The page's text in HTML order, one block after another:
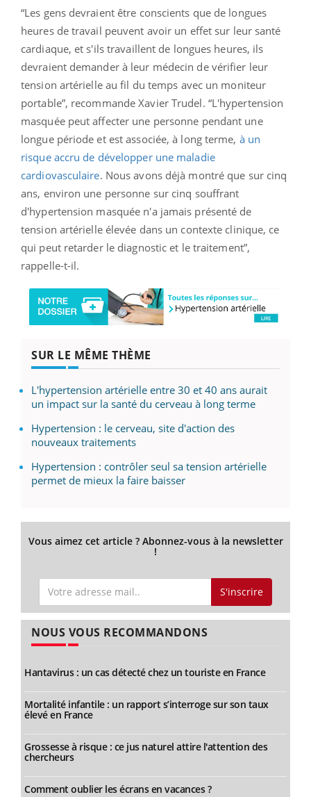
“Les gens devraient être conscients que de longues
heures de travail peuvent avoir un effet sur leur santé
cardiaque, et s'ils travaillent de longues heures, ils
devraient demander à leur médecin de vérifier leur
tension artérielle au fil du temps avec un moniteur
portable”, recommande Xavier Trudel. “L'hypertension
masquée peut affecter une personne pendant une
longue période et est associée, à long terme, à un
risque accru de développer une maladie
cardiovasculaire. Nous avons déjà montré que sur cinq
ans, environ une personne sur cinq souffrant
d'hypertension masquée n'a jamais présenté de
tension artérielle élevée dans un contexte clinique, ce
qui peut retarder le diagnostic et le traitement”,
rappelle-t-il.
SUR LE MÊME THÈME
L'hypertension artérielle entre 30 et 40 ans aurait
un impact sur la santé du cerveau à long terme
Hypertension : le cerveau, site d'action des
nouveaux traitements
Hypertension : contrôler seul sa tension artérielle
permet de mieux la faire baisser
Vous aimez cet article ? Abonnez-vous à la newsletter
!
S'inscrire
NOUS VOUS RECOMMANDONS
Hantavirus : un cas détecté chez un touriste en France
Mortalité infantile : un rapport s’interroge sur son taux
élevé en France
Grossesse à risque : ce jus naturel attire l'attention des
chercheurs
Comment oublier les écrans en vacances ?